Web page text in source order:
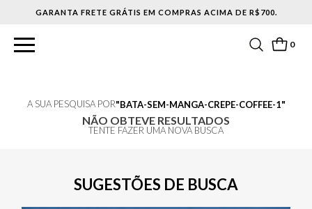
GARANTA FRETE GRÁTIS EM COMPRAS ACIMA DE R$700.
0
A SUA PESQUISA POR BATA-SEM-MANGA-CREPE-COFFEE-1
NÃO OBTEVE RESULTADOS
TENTE FAZER UMA NOVA BUSCA
SUGESTÕES DE BUSCA